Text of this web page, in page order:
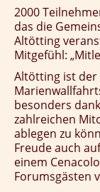
2000
das die
Altötting
Mitgefühl:
Altötting ist
besonders
zahlreichen
ablegen zu
Freude auch
einem
Forumsgästen